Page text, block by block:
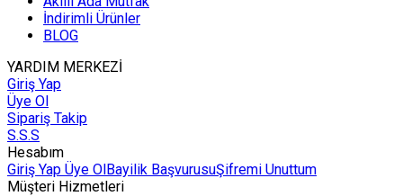
İndirimli Ürünler
BLOG
YARDIM MERKEZİ
Giriş Yap
Üye Ol
Sipariş Takip
S.S.S
Hesabım
Giriş Yap Üye OlBayilik BaşvurusuŞifremi Unuttum
Müşteri Hizmetleri